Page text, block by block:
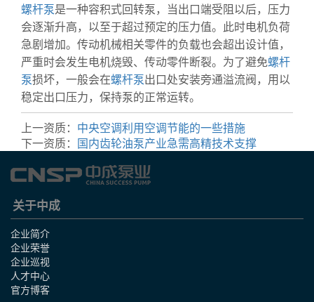
螺杆泵是一种容积式回转泵，当出口端受阻以后，压力
会逐渐升高，以至于超过预定的压力值。此时电机负荷
急剧增加。传动机械相关零件的负载也会超出设计值，
严重时会发生电机烧毁、传动零件断裂。为了避免螺杆
泵损坏，一般会在螺杆泵出口处安装旁通溢流阀，用以
稳定出口压力，保持泵的正常运转。
上一资质： 中央空调利用空调节能的一些措施
下一资质： 国内齿轮油泵产业急需高精技术支撑
关于中成
企业简介
企业荣誉
企业巡视
人才中心
官方博客